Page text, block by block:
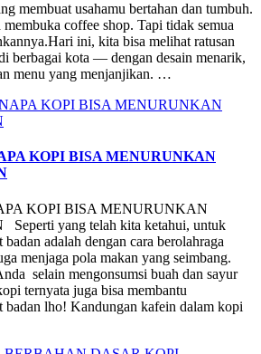
membuat usahamu bertahan dan tumbuh.
membuka coffee shop. Tapi tidak semua
ini, kita bisa melihat ratusan
berbagai kota — dengan desain menarik,
menu yang menjanjikan. …
KOPI BISA MENURUNKAN
KOPI BISA MENURUNKAN
yang telah kita ketahui, untuk
adalah dengan cara berolahraga
menjaga pola makan yang seimbang.
selain mengonsumsi buah dan sayur
ternyata juga bisa membantu
badan lho! Kandungan kafein dalam kopi